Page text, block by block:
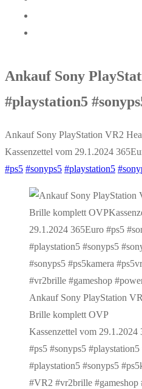
Ankauf Sony
#playstation5
Ankauf Sony PlayStation VR2
Kassenzettel vom 29.1.2024
#ps5 #sonyps5 #playstation5
Ankauf Sony PlayStation
Brille komplett OVP
Kassenzettel vom 29.1.2024
#ps5 #sonyps5
#playstation5 #sonyps5
#VR2 #vr2brille #gameshop